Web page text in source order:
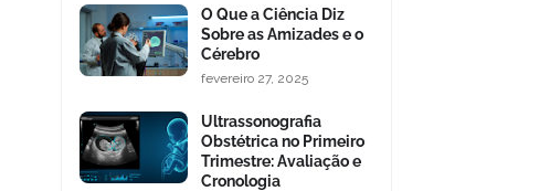
O Que a Ciência Diz
Sobre as Amizades e o
Cérebro
fevereiro 27, 2025
Ultrassonografia
Obstétrica no Primeiro
Trimestre: Avaliação e
Cronologia